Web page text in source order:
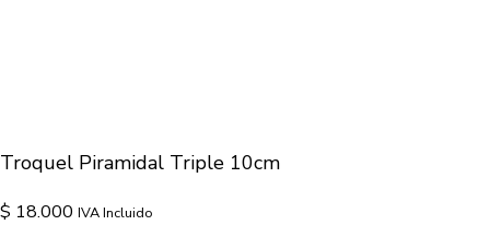
Troquel Piramidal Triple 10cm
$ 18.000 IVA Incluido